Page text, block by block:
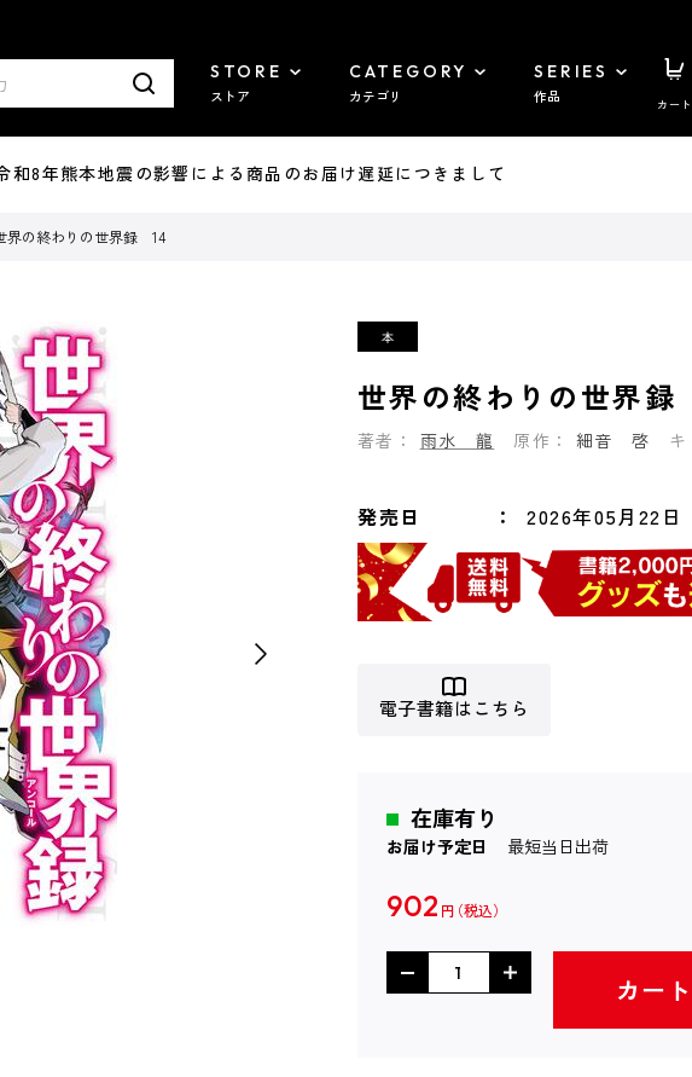
STORE
ストア
CATEGORY
カテゴリ
SERIES
作品 カート
8年熊本地震の影響による商品のお届け遅延につきまして
界の終わりの世界録 14
世界の終わりの世界
著者： 雨水 龍 原作： 細音 啓 キ
発売日 2026年05月22日
電子書籍はこちら
在庫有り
お届け予定日 最短当日出荷
902 円
カー